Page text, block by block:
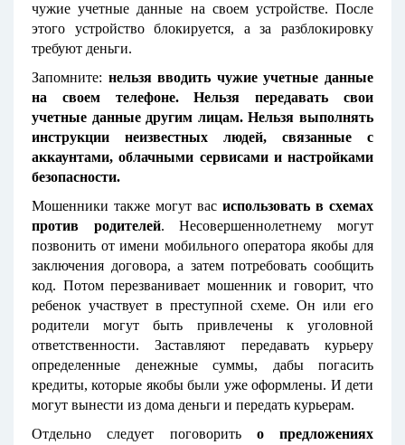
чужие учетные данные на своем устройстве. После
этого устройство блокируется, а за разблокировку
требуют деньги.
Запомните: нельзя вводить чужие учетные данные
на своем телефоне. Нельзя передавать свои
учетные данные другим лицам. Нельзя выполнять
инструкции неизвестных людей, связанные с
аккаунтами, облачными сервисами и настройками
безопасности.
Мошенники также могут вас использовать в схемах
против родителей. Несовершеннолетнему могут
позвонить от имени мобильного оператора якобы для
заключения договора, а затем потребовать сообщить
код. Потом перезванивает мошенник и говорит, что
ребенок участвует в преступной схеме. Он или его
родители могут быть привлечены к уголовной
ответственности. Заставляют передавать курьеру
определенные денежные суммы, дабы погасить
кредиты, которые якобы были уже оформлены. И дети
могут вынести из дома деньги и передать курьерам.
Отдельно следует поговорить о предложениях